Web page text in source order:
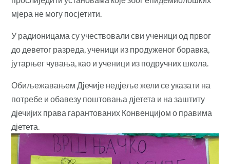
мјера не могу посјетити.
У радионицама су учествовали сви ученици од првог
до деветог разреда, ученици из продуженог боравка,
јутарњег чувања, као и ученици из подручних школа.
Обиљежавањем Дјечије недјеље жели се указати на
потребе и обавезу поштовања дјетета и на заштиту
дјечијих права гарантованих Конвенцијом о правима
дјетета.